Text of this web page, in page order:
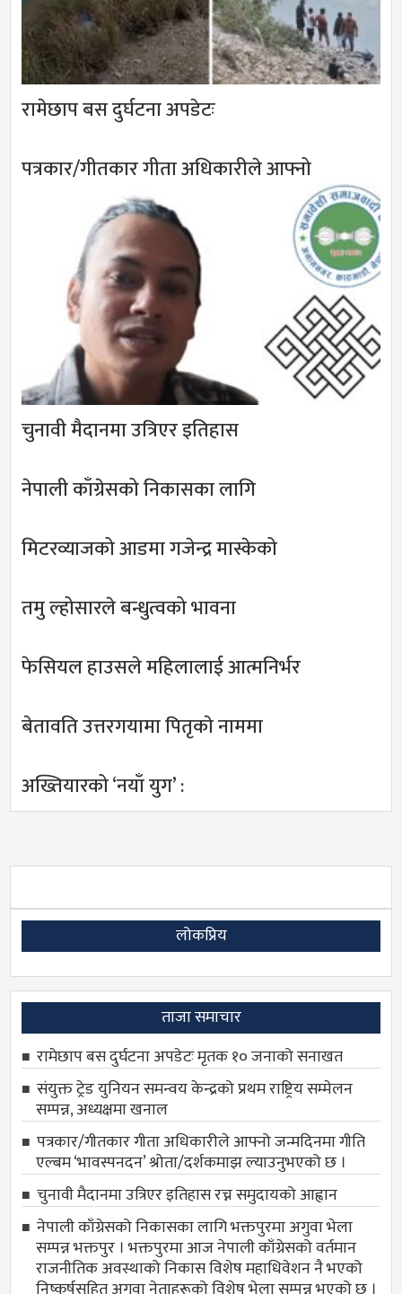
रामेछाप बस दुर्घटना अपडेटः
पत्रकार/गीतकार गीता अधिकारीले आफ्नो
चुनावी मैदानमा उत्रिएर इतिहास
नेपाली काँग्रेसको निकासका लागि
मिटरव्याजको आडमा गजेन्द्र मास्केको
तमु ल्होसारले बन्धुत्वको भावना
फेसियल हाउसले महिलालाई आत्मनिर्भर
बेतावति उत्तरगयामा पितृकाे नाममा
अख्तियारको ‘नयाँ युग’ :
लोकप्रिय
ताजा समाचार
रामेछाप बस दुर्घटना अपडेटः मृतक १० जनाको सनाखत
संयुक्त ट्रेड युनियन समन्वय केन्द्रको प्रथम राष्ट्रिय सम्मेलन
सम्पन्न, अध्यक्षमा खनाल
पत्रकार/गीतकार गीता अधिकारीले आफ्नो जन्मदिनमा गीति
एल्बम ‘भावस्पनदन’ श्रोता/दर्शकमाझ ल्याउनुभएको छ ।
चुनावी मैदानमा उत्रिएर इतिहास रच्न समुदायको आह्वान
नेपाली काँग्रेसको निकासका लागि भक्तपुरमा अगुवा भेला
सम्पन्न भक्तपुर । भक्तपुरमा आज नेपाली काँग्रेसको वर्तमान
राजनीतिक अवस्थाको निकास विशेष महाधिवेशन नै भएको